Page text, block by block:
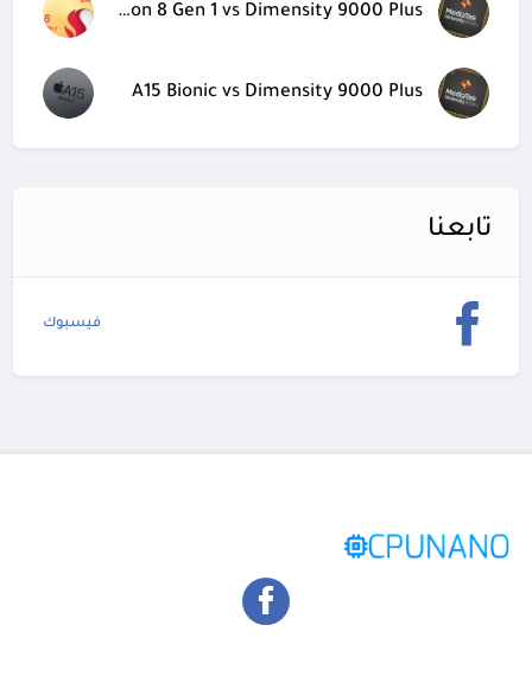
Snapdragon 8 Gen 1 vs Dimensity 9000 Plus
A15 Bionic vs Dimensity 9000 Plus
تابعنا
فيسبوك